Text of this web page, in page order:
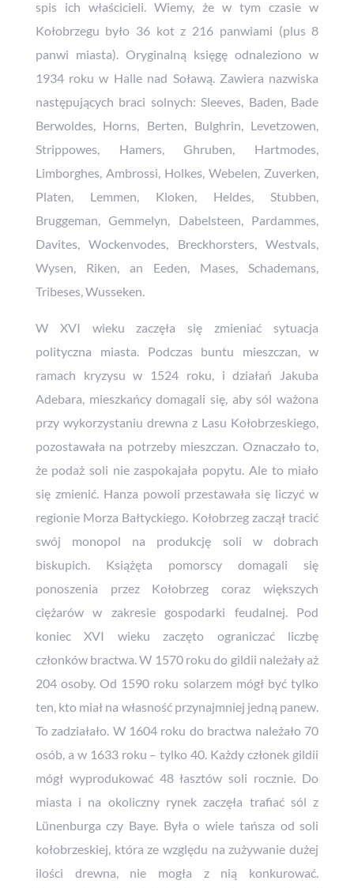
spis ich właścicieli. Wiemy, że w tym czasie w
Kołobrzegu było 36 kot z 216 panwiami (plus 8
panwi miasta). Oryginalną księgę odnaleziono w
1934 roku w Halle nad Soławą. Zawiera nazwiska
następujących braci solnych: Sleeves, Baden, Bade
Berwoldes, Horns, Berten, Bulghrin, Levetzowen,
Strippowes, Hamers, Ghruben, Hartmodes,
Limborghes, Ambrossi, Holkes, Webelen, Zuverken,
Platen, Lemmen, Kloken, Heldes, Stubben,
Bruggeman, Gemmelyn, Dabelsteen, Pardammes,
Davites, Wockenvodes, Breckhorsters, Westvals,
Wysen, Riken, an Eeden, Mases, Schademans,
Tribeses, Wusseken.
W XVI wieku zaczęła się zmieniać sytuacja
polityczna miasta. Podczas buntu mieszczan, w
ramach kryzysu w 1524 roku, i działań Jakuba
Adebara, mieszkańcy domagali się, aby sól ważona
przy wykorzystaniu drewna z Lasu Kołobrzeskiego,
pozostawała na potrzeby mieszczan. Oznaczało to,
że podaż soli nie zaspokajała popytu. Ale to miało
się zmienić. Hanza powoli przestawała się liczyć w
regionie Morza Bałtyckiego. Kołobrzeg zaczął tracić
swój monopol na produkcję soli w dobrach
biskupich. Książęta pomorscy domagali się
ponoszenia przez Kołobrzeg coraz większych
ciężarów w zakresie gospodarki feudalnej. Pod
koniec XVI wieku zaczęto ograniczać liczbę
członków bractwa. W 1570 roku do gildii należały aż
204 osoby. Od 1590 roku solarzem mógł być tylko
ten, kto miał na własność przynajmniej jedną panew.
To zadziałało. W 1604 roku do bractwa należało 70
osób, a w 1633 roku – tylko 40. Każdy członek gildii
mógł wyprodukować 48 łasztów soli rocznie. Do
miasta i na okoliczny rynek zaczęła trafiać sól z
Lünenburga czy Baye. Była o wiele tańsza od soli
kołobrzeskiej, która ze względu na zużywanie dużej
ilości drewna, nie mogła z nią konkurować.